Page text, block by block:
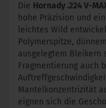
Die Hornady .224 V-
hohe Präzision und
leichtes Wild
Polymerspitze,
ausgelegtem
Fragmentierung auch
Mantelkonzentrizität
eignen sich die